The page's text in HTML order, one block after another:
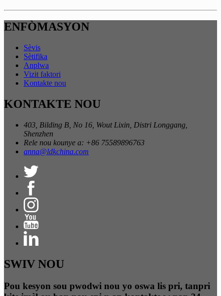
ENFÒMASYON
Sèvis
Sètifika
Anplwa
Vizit faktori
Kontakte nou
KONTAKTE NOU
403, Bilding B, No 16, Wout Lixin, Distri Longgang,
Shenzhen
Rele nou kounye a: +86 75589896763
anna@ldkchina.com
SWIV NOU
Pou kesyon sou pwodwi nou yo oswa lis pri, tanpri